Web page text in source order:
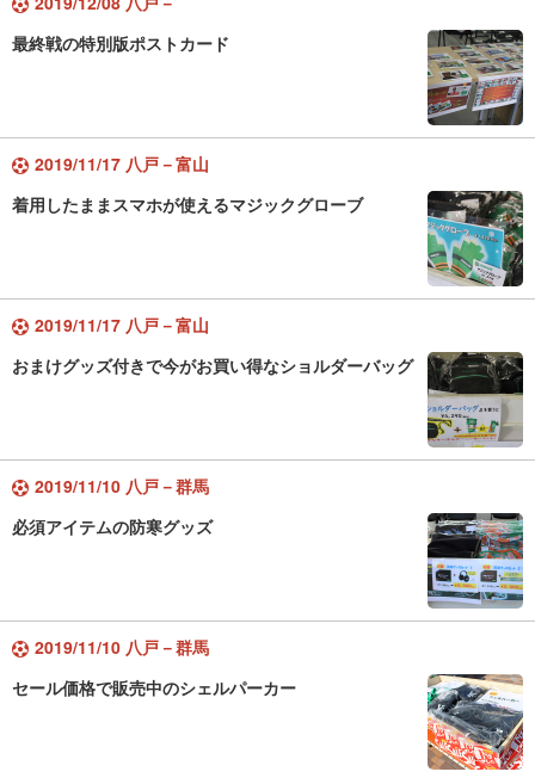
最終戦の特別版ポストカード
2019/11/17 八戸－富山
着用したままスマホが使えるマジックグローブ
2019/11/17 八戸－富山
おまけグッズ付きで今がお買い得なショルダーバッグ
2019/11/10 八戸－群馬
必須アイテムの防寒グッズ
2019/11/10 八戸－群馬
セール価格で販売中のシェルパーカー